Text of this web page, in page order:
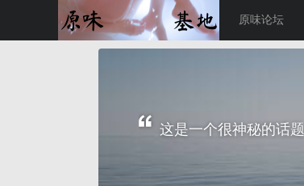
原味论坛
这是一个很神秘的话